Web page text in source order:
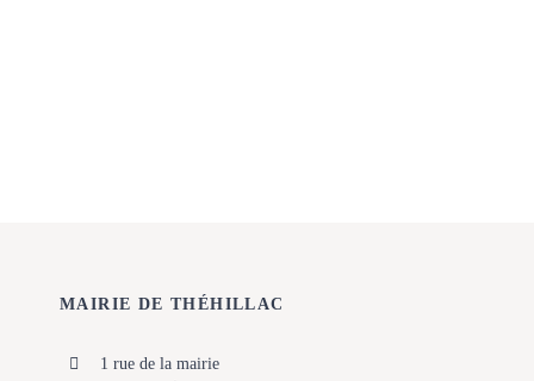
MAIRIE DE THÉHILLAC
1 rue de la mairie